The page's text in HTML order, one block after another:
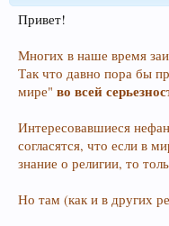
Привет!
Многих в наше время
Так что давно пора бы
мире" во всей
Интересовавшиеся
согласятся, что если в
знание о религии, то
Но там (как и в других